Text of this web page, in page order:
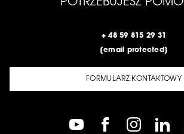
POTRZEBUJESZ
+ 48 59 815 29 31
[email protected]
FORMULARZ KONTAKTOWY